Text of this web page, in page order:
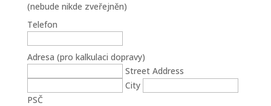
(nebude nikde zveřejněn)
Telefon
Adresa (pro kalkulaci dopravy)
Street Address
City
PSČ